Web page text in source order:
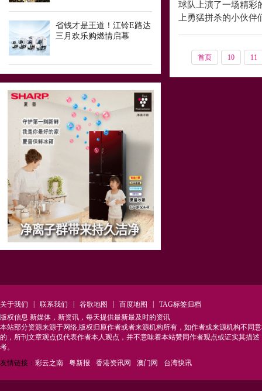
省钱才是王道！江铃E路达
三月欢乐购燃情启幕
球队上演了一场精彩
上勇猛拼杀的小伙
首页 10 11
关于我们 联系我们 谷歌地图 百度地图
TAG标签归档
版权信息 新媒体，新资讯，每天提供最新最及时的资讯
本站部分资源来源于网络,版权归原作者或者来源机构所有，如作者或来源机构不同
的，所刊文章观点仅代表作者本人观点，并不意味着本站赞同作者观点或证实其描
考。
友情链接： 彩云之南 粤新报 香港资讯网 澳门网 台湾快讯